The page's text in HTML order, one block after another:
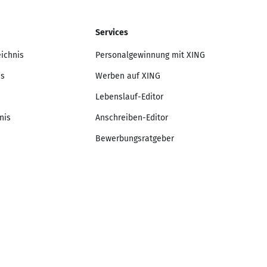
Services
Personalgewinnung mit XING
Werben auf XING
Lebenslauf-Editor
Anschreiben-Editor
Bewerbungsratgeber